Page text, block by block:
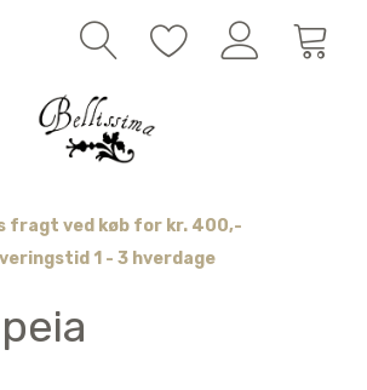
fragt ved køb for kr. 400,-
1 - 3 hverdage